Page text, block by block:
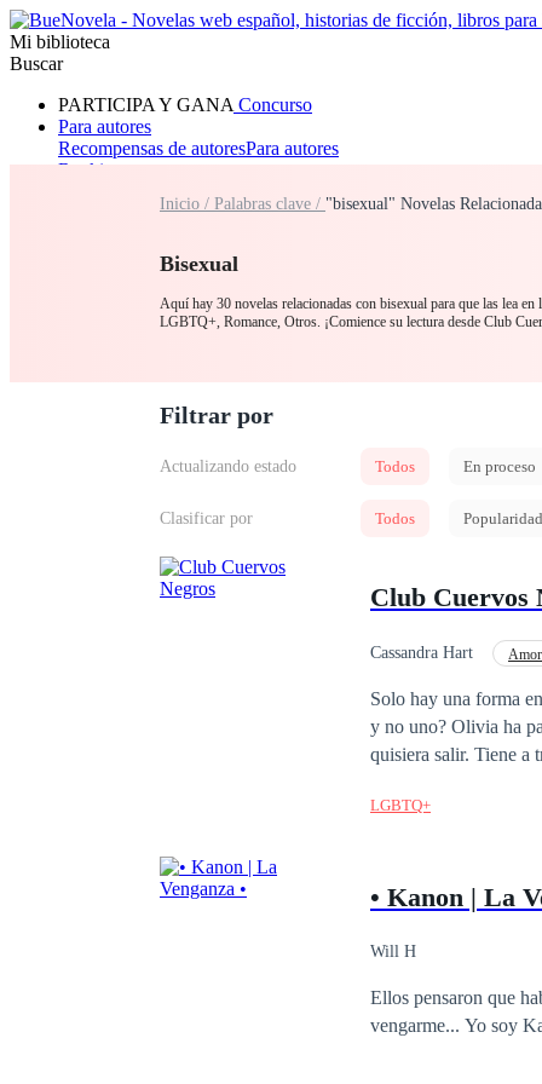
Mi biblioteca
Buscar
PARTICIPA Y GANA Concurso
Para autores
Recompensas de autoresPara autores
Ranking
RomanceHombre lobo
Inicio / Palabras clave / "bisexual" Novelas
Bisexual
Aquí hay 30 novelas relacionadas con bisexual para que las lea
LGBTQ+, Romance, Otros. ¡Comience su lectura desde Club
Filtrar por
Actualizando estado Todos En proceso
Clasificar por Todos Popularidad
Club Cuervos
Cassandra Hart
Solo hay una forma
y no uno? Olivia ha
quisiera salir. Tiene a
a Olivia. A ninguno
LGBTQ+
• Kanon | La
Will H
Ellos pensaron que
vengarme...